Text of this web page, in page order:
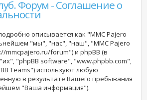
Форум - Соглашение о
описывается как "MMC Pajero
"мы", "нас", "наш", "MMC Pajero
mmcpajero.ru/forum") и phpBB (в
"phpBB software", "www.phpbb.com",
Teams") используют любую
в результате Вашего пребывания
"Ваша информация").